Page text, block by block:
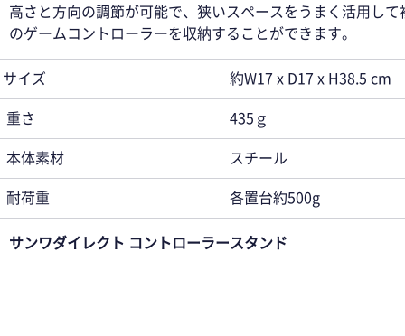
高さと方向の調節が可能で、狭いスペースをうまく活用して
のゲームコントローラーを収納することができます。
サイズ 約W17 x D17 x H38.5 cm
重さ 435ｇ
本体素材 スチール
耐荷重 各置台約500g
サンワダイレクト コントローラースタンド